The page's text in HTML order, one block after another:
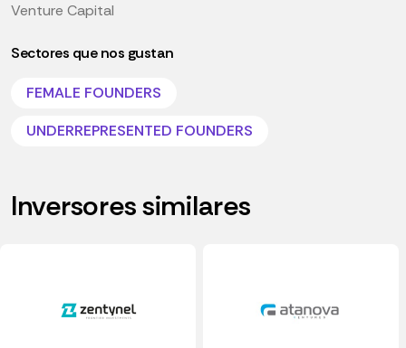
Venture Capital
Sectores que nos gustan
FEMALE FOUNDERS
UNDERREPRESENTED FOUNDERS
Inversores similares